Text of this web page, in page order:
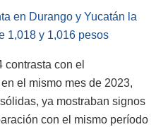
en Durango y Yucatán la
1,018 y 1,016 pesos
con el
el mismo mes de 2023,
ya mostraban signos
con el mismo período